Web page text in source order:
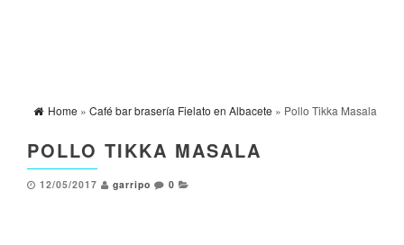
Home » Café bar brasería Fielato en Albacete » Pollo Tikka Masala
POLLO TIKKA MASALA
12/05/2017 garripo 0